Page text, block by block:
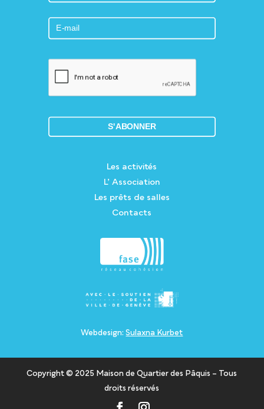
Les activités
L’ Association
Les prêts de salles
Contacts
Webdesign:Sulaxna Kurbet
Copyright © 2025 Maison de Quartier des Pâquis – Tous
droits réservés